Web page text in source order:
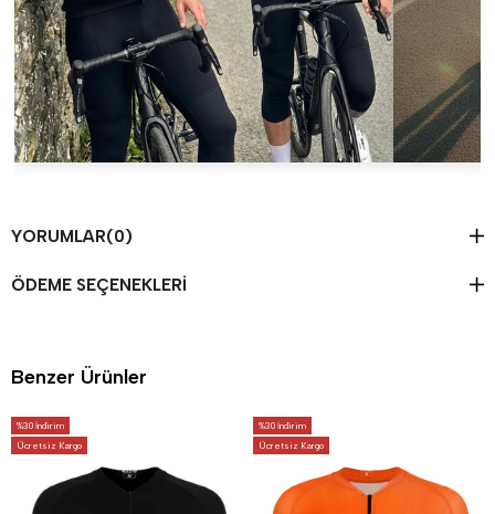
YORUMLAR(0)
ÖDEME SEÇENEKLERI
Benzer Ürünler
%30 İndirim
Ücretsiz Kargo
%30 İndirim
Ücretsiz Kargo